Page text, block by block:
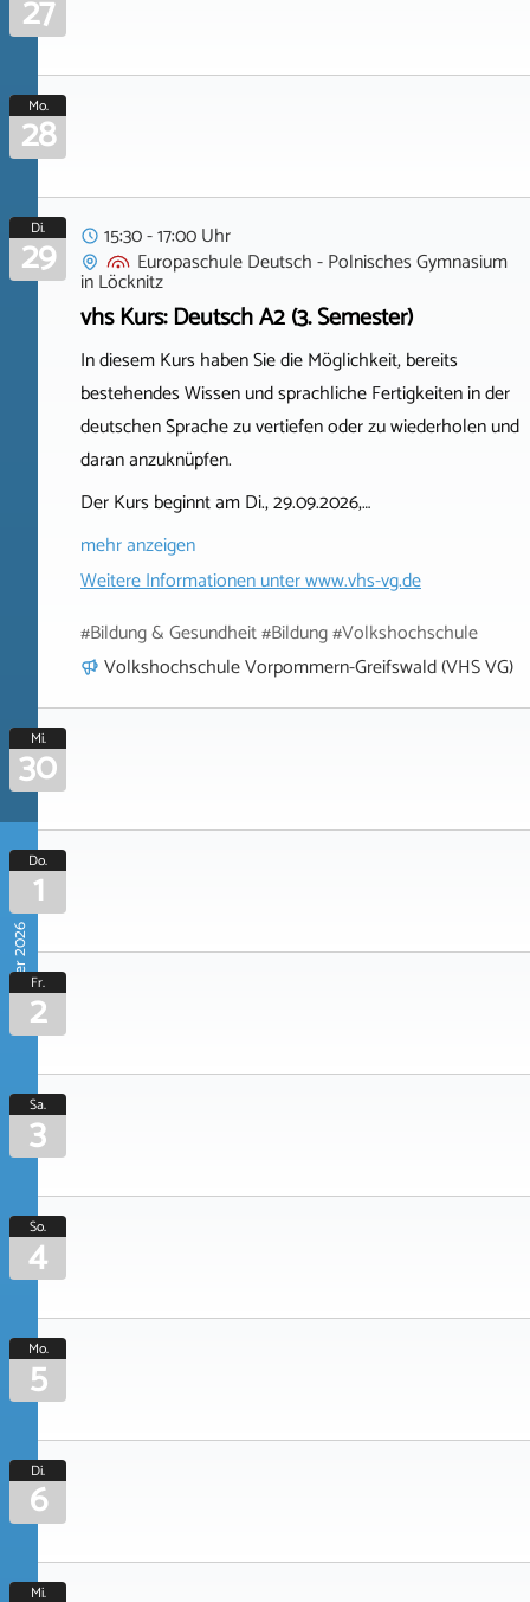
27
Mo.
28
Di.
29
15:30 - 17:00 Uhr
Europaschule Deutsch - Polnisches Gymnasium
inLöcknitz
vhs Kurs: Deutsch A2 (3. Semester)
In diesem Kurs haben Sie die Möglichkeit, bereits
bestehendes Wissen und sprachliche Fertigkeiten in der
deutschen Sprache zu vertiefen oder zu wiederholen und
daran anzuknüpfen.
Der Kurs beginnt am Di., 29.09.2026,…
mehr anzeigen
Weitere Informationen unterwww.vhs-vg.de
#Bildung & Gesundheit #Bildung #Volkshochschule
Volkshochschule Vorpommern-Greifswald (VHS VG)
Mi.
30
Oktober 2026
Do.
1
Fr.
2
Sa.
3
So.
4
Mo.
5
Di.
6
Mi.